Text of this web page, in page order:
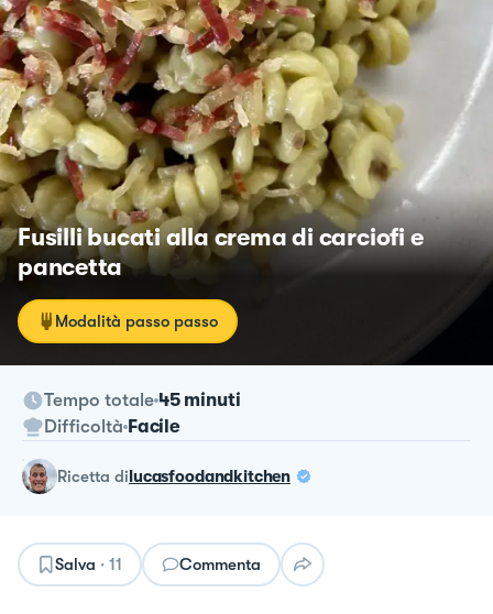
Fusilli bucati alla crema di carciofi e
pancetta
Modalità passo passo
Tempo totale 45 minuti
Difficoltà Facile
ricetta dilucasfoodandkitchen
Salva · 11 Commenta